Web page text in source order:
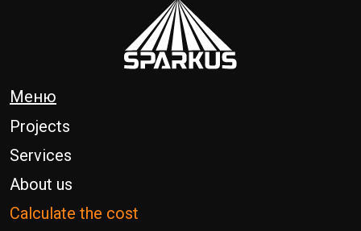
Меню
Projects
Services
About us
Calculate the cost